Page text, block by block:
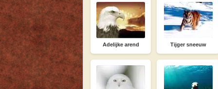
Adelijke arend Tijger sneeuw